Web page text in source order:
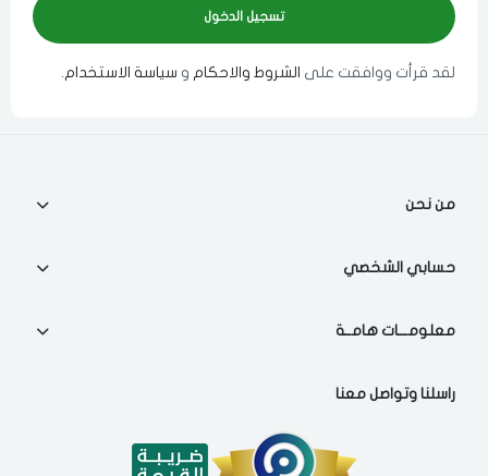
لقد قرأت ووافقت على الشروط والاحكام و سياسة الاستخدام.
من نحن
حسابي الشخصي
معلومـــات هامــة
راسلنا وتواصل معنا
فى حالة تغيير المدينة قد تفقد بعض او كل المنتجات التي تم اضافتها